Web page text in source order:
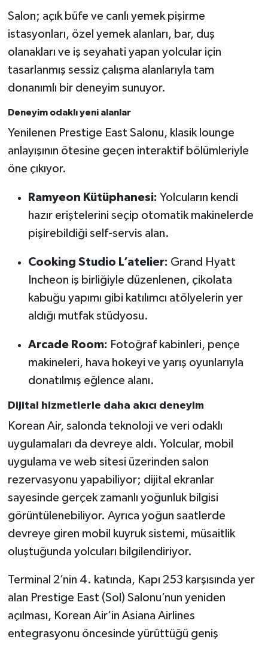
Salon; açık büfe ve canlı yemek pişirme
istasyonları, özel yemek alanları, bar, duş
olanakları ve iş seyahati yapan yolcular için
tasarlanmış sessiz çalışma alanlarıyla tam
donanımlı bir deneyim sunuyor.
Deneyim odaklı yeni alanlar
Yenilenen Prestige East Salonu, klasik lounge
anlayışının ötesine geçen interaktif bölümleriyle
öne çıkıyor.
Ramyeon Kütüphanesi: Yolcuların kendi
hazır eriştelerini seçip otomatik makinelerde
pişirebildiği self-servis alan.
Cooking Studio L’atelier: Grand Hyatt
Incheon iş birliğiyle düzenlenen, çikolata
kabuğu yapımı gibi katılımcı atölyelerin yer
aldığı mutfak stüdyosu.
Arcade Room: Fotoğraf kabinleri, pençe
makineleri, hava hokeyi ve yarış oyunlarıyla
donatılmış eğlence alanı.
Dijital hizmetlerle daha akıcı deneyim
Korean Air, salonda teknoloji ve veri odaklı
uygulamaları da devreye aldı. Yolcular, mobil
uygulama ve web sitesi üzerinden salon
rezervasyonu yapabiliyor; dijital ekranlar
sayesinde gerçek zamanlı yoğunluk bilgisi
görüntülenebiliyor. Ayrıca yoğun saatlerde
devreye giren mobil kuyruk sistemi, müsaitlik
oluştuğunda yolcuları bilgilendiriyor.
Terminal 2’nin 4. katında, Kapı 253 karşısında yer
alan Prestige East (Sol) Salonu’nun yeniden
açılması, Korean Air’in Asiana Airlines
entegrasyonu öncesinde yürüttüğü geniş